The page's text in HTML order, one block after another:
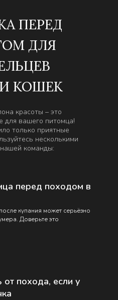
ПЕРЕД
ДЛЯ
КОШЕК
красоты – это
для вашего питомца!
только приятные
несколькими
команды:
перед походом в
купания может серьёзно
Доверьте это
похода, если у